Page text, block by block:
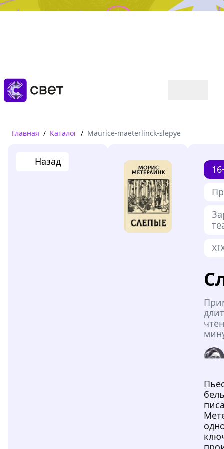
Дружба, любовь, взросление
Читать
Главная / Каталог / Maurice-maeterlinck-slepye
Назад